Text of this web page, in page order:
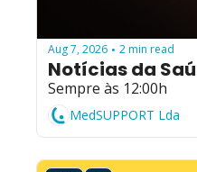
Aug 7, 2026 • 2 min read
Notícias da
Sempre às 12:00h
MedSUPPORT Lda